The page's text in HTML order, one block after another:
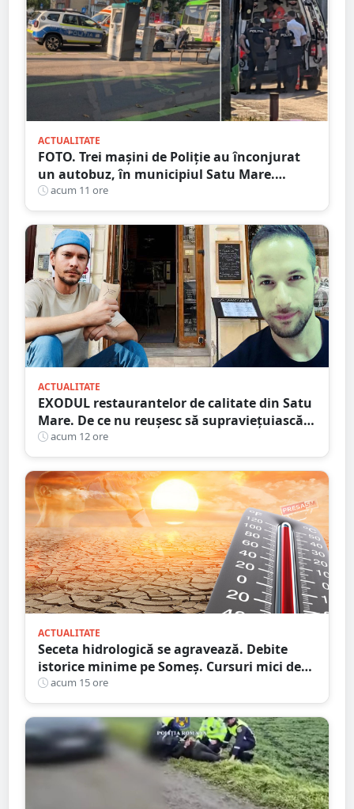
ACTUALITATE
FOTO. Trei mașini de Poliție au înconjurat
un autobuz, în municipiul Satu Mare.
Ambulanța, la fața locului
acum 11 ore
ACTUALITATE
EXODUL restaurantelor de calitate din Satu
Mare. De ce nu reușesc să supraviețuiască
localurile cu adevărat speciale?
acum 12 ore
ACTUALITATE
Seceta hidrologică se agravează. Debite
istorice minime pe Someș. Cursuri mici de
ape au secat
acum 15 ore